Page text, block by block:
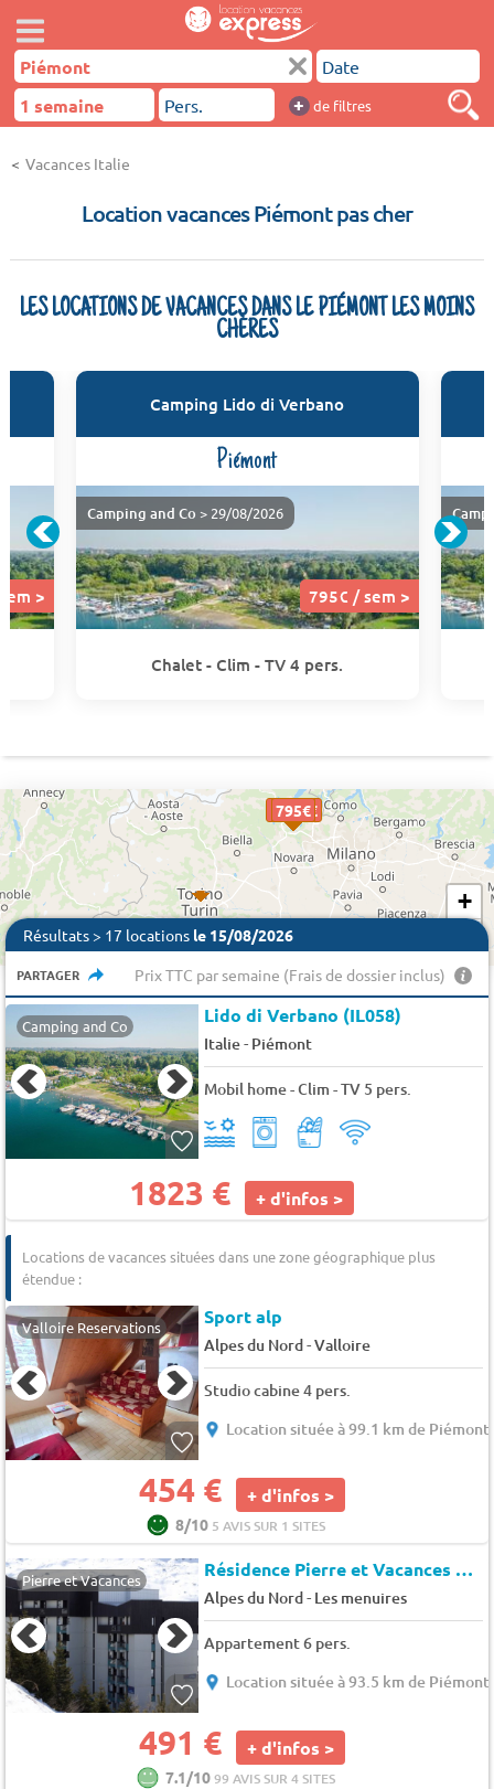
+ de filtres
Vacances Italie
Location vacances Piémont pas cher
LES LOCATIONS DE VACANCES DANS LE PIÉMONT LES MOINS
CHÈRES
>
Camping Lido di Verbano
Piémont
795€ / sem >
Camping and Co > 29/08/2026
Chalet - Clim - TV 4 pers.
1823 €
795€
795€
795€
795€
795€
+
Résultats > 17 locations le 15/08/2026
PARTAGER Prix TTC par semaine (Frais de dossier inclus)
Camping and Co Lido di Verbano (IL058)
Italie- Piémont
Mobil home - Clim - TV 5 pers.
1823 € + d'infos >
Locations de vacances situées dans une zone géographique plus
étendue :
Valloire Reservations Sport alp
Alpes du Nord-Valloire
Studio cabine 4 pers.
Location située à 99.1 km de Piémont
454 € + d'infos >
8/10 5 AVIS SUR 1 SITES
Pierre et Vacances Résidence Pierre et Vacances Les Combes
Alpes du Nord- Les menuires
Appartement 6 pers.
Location située à 93.5 km de Piémont
491 € + d'infos >
7.1/1099 AVIS SUR 4 SITES